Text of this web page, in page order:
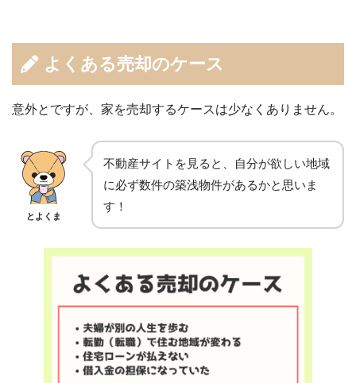
よくある売却のケース
意外とですが、家を売却するケースは少なくありません。
とよくま
不動産サイトを見ると、自分が欲しい地域
に必ず数件の築浅物件があるかと思いま
す！